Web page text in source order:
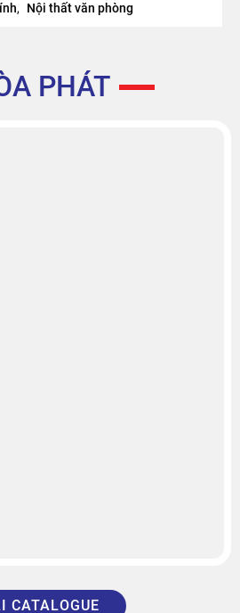
, Nội thất văn phòng
PHÁT
CATALOGUE